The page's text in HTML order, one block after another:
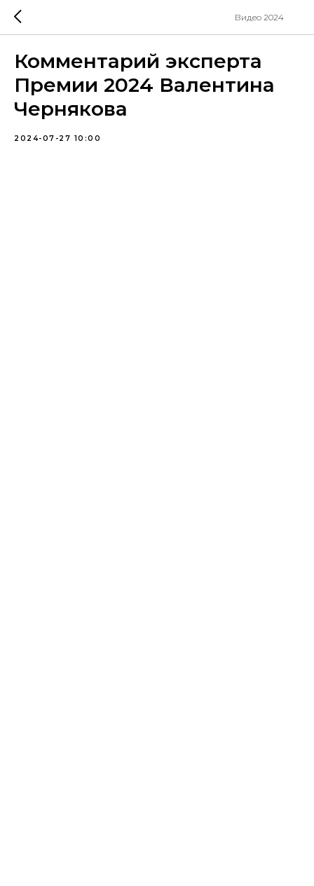
Видео 2024
Комментарий эксперта
Премии 2024 Валентина
Чернякова
2024-07-27 10:00